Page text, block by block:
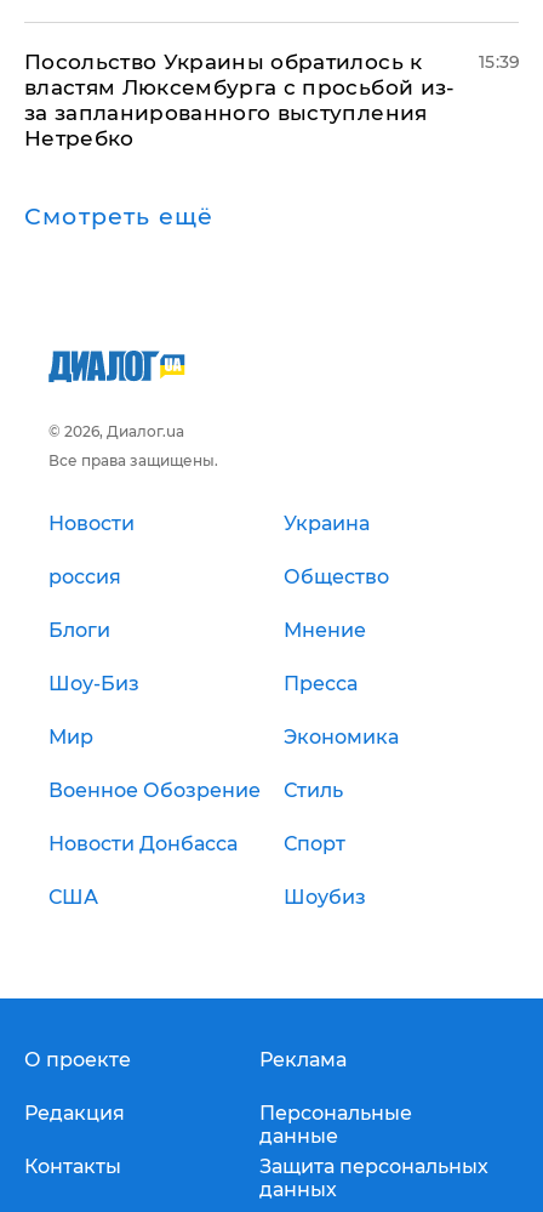
Посольство Украины обратилось к
властям Люксембурга с просьбой из-
за запланированного выступления
Нетребко
15:39
Смотреть ещё
© 2026, Диалог.ua
Все права защищены.
Новости Украина
россия Общество
Блоги Мнение
Шоу-Биз Пресса
Мир Экономика
Военное Обозрение Стиль
Новости Донбасса Спорт
США Шоубиз
О проекте
Редакция
Контакты
Реклама
Персональные
данные
Защита персональных
данных